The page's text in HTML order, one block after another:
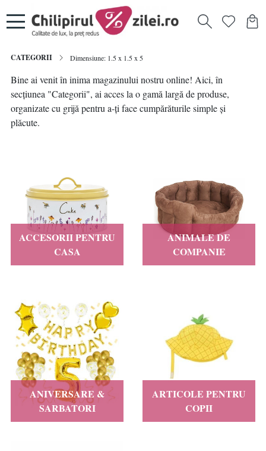
CATEGORII Dimensiune: 1.5 x 1.5 x 5
Bine ai venit în inima magazinului nostru online! Aici, în
secțiunea "Categorii", ai acces la o gamă largă de produse,
organizate cu grijă pentru a-ți face cumpărăturile simple și
plăcute.
ACCESORII PENTRU
CASA
ANIMALE DE
COMPANIE
ANIVERSARE &
SARBATORI
ARTICOLE PENTRU
COPII